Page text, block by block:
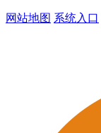
网站地图 系统入口